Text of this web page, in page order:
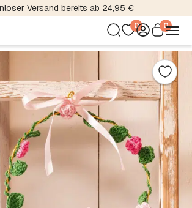
Material- und Farbvariationen
0 0